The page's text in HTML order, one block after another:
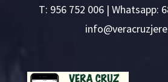
T: 956 752 006 | Whatsapp:
rejzu
rcare
v@ofn
i